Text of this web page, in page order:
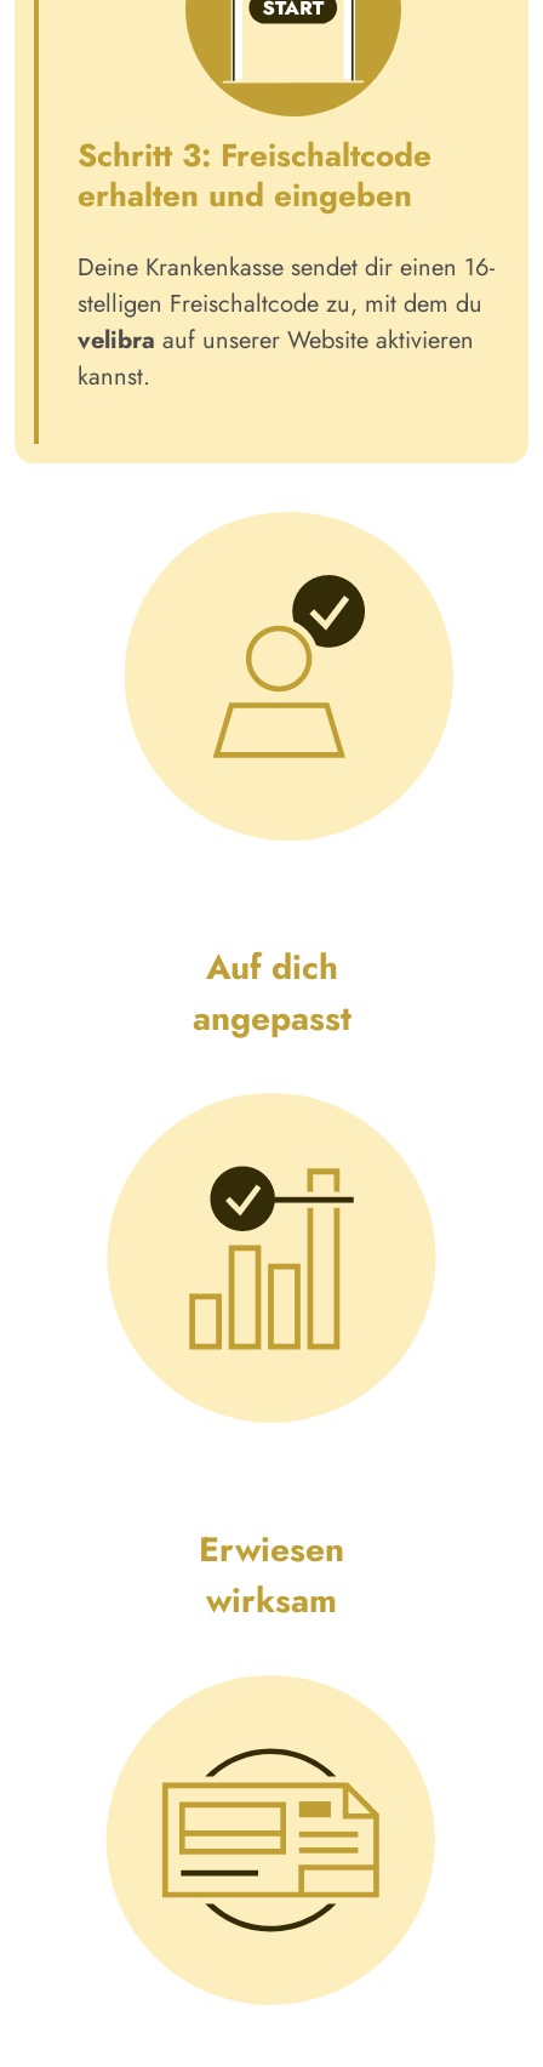
Schritt 3: Freischaltcode
erhalten und eingeben
Deine Krankenkasse sendet dir einen 16-
stelligen Freischaltcode zu, mit dem du
velibra auf unserer Website aktivieren
kannst.
Auf dich
angepasst
Erwiesen
wirksam